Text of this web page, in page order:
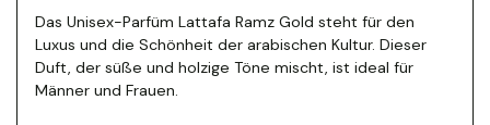
Das Unisex-Parfüm Lattafa Ramz Gold steht für den
Luxus und die Schönheit der arabischen Kultur. Dieser
Duft, der süße und holzige Töne mischt, ist ideal für
Männer und Frauen.